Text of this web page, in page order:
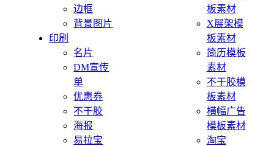
边框
背景图片
印刷
名片
DM宣传
单
优惠券
不干胶
海报
易拉宝
板素材
X展架模
板素材
简历模板
素材
不干胶模
板素材
横幅广告
模板素材
淘宝